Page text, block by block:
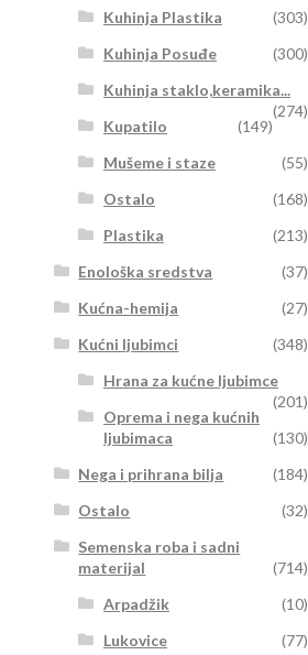
Kuhinja Plastika
(303)
Kuhinja Posuđe
(300)
Kuhinja staklo,keramika...
(274)
Kupatilo
(149)
Mušeme i staze
(55)
Ostalo
(168)
Plastika
(213)
Enološka sredstva
(37)
Kućna-hemija
(27)
Kućni ljubimci
(348)
Hrana za kućne ljubimce
(201)
Oprema i nega kućnih
ljubimaca
(130)
Nega i prihrana bilja
(184)
Ostalo
(32)
Semenska roba i sadni
materijal
(714)
Arpadžik
(10)
Lukovice
(77)